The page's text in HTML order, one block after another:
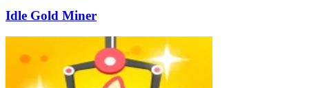
Idle Gold Miner